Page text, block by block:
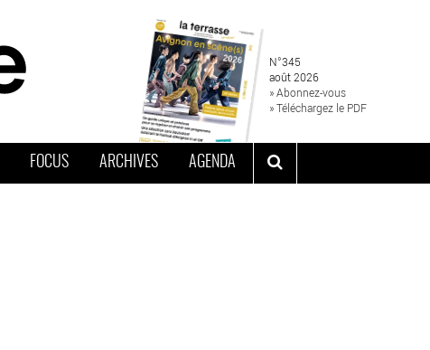
N°345
août 2026
» Abonnez-vous
» Téléchargez le PDF
FOCUS ARCHIVES AGENDA